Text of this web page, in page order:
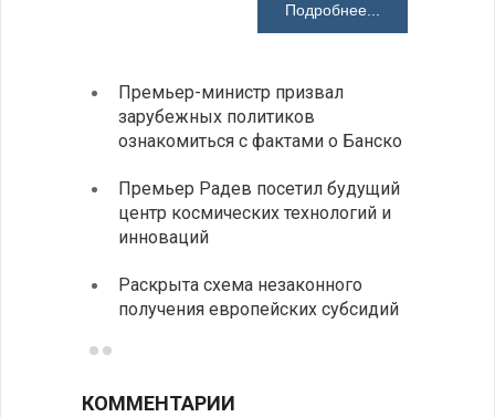
Подробнее...
Премьер-министр призвал
зарубежных политиков
ознакомиться с фактами о Банско
Премьер Радев посетил будущий
центр космических технологий и
инноваций
Раскрыта схема незаконного
получения европейских субсидий
КОММЕНТАРИИ